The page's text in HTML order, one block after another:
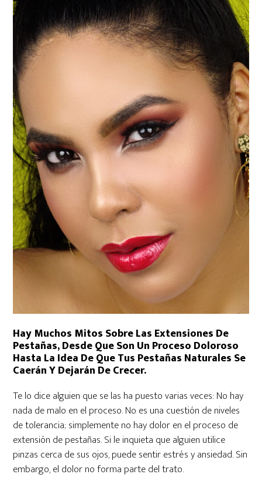
Hay Muchos Mitos Sobre Las Extensiones De
Pestañas, Desde Que Son Un Proceso Doloroso
Hasta La Idea De Que Tus Pestañas Naturales Se
Caerán Y Dejarán De Crecer.
Te lo dice alguien que se las ha puesto varias veces: No hay
nada de malo en el proceso. No es una cuestión de niveles
de tolerancia; simplemente no hay dolor en el proceso de
extensión de pestañas. Si le inquieta que alguien utilice
pinzas cerca de sus ojos, puede sentir estrés y ansiedad. Sin
embargo, el dolor no forma parte del trato.